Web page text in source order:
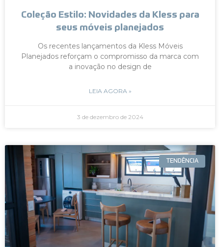
Coleção Estilo: Novidades da Kless para
seus móveis planejados
Os recentes lançamentos da Kless Móveis
Planejados reforçam o compromisso da marca com
a inovação no design de
LEIA AGORA »
3 de dezembro de 2024
TENDÊNCIA